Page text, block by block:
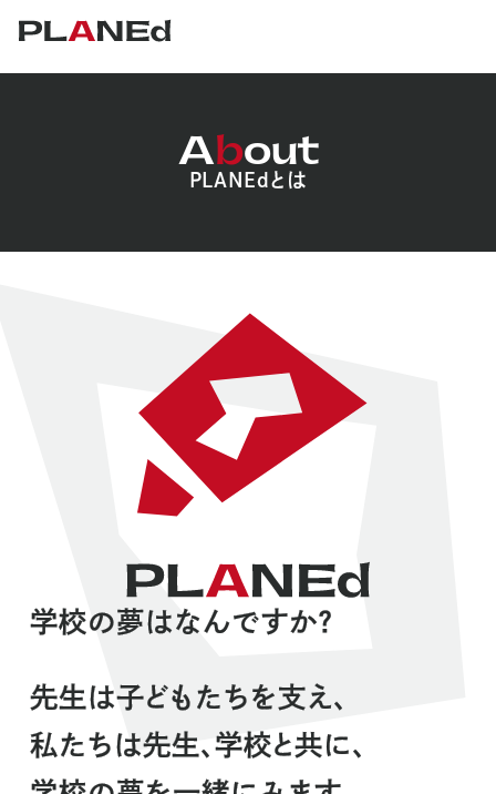
About
PLANEdとは
学校の夢はなんですか？
先生は子どもたちを支え、
私たちは先生、学校と共に、